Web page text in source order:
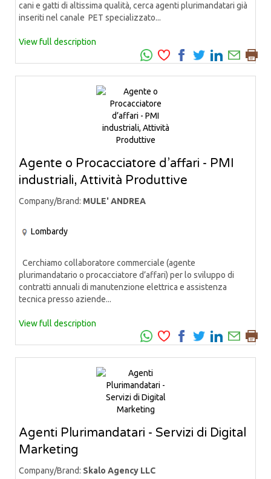
cani e gatti di altissima qualità, cerca agenti plurimandatari già
inseriti nel canale PET specializzato...
View full description
Agente o Procacciatore d’affari - PMI
industriali, Attività Produttive
Company/Brand: MULE' ANDREA
Lombardy
Cerchiamo collaboratore commerciale (agente
plurimandatario o procacciatore d’affari) per lo sviluppo di
contratti annuali di manutenzione elettrica e assistenza
tecnica presso aziende...
View full description
Agenti Plurimandatari - Servizi di Digital
Marketing
Company/Brand: Skalo Agency LLC